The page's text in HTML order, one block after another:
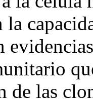
la
de las